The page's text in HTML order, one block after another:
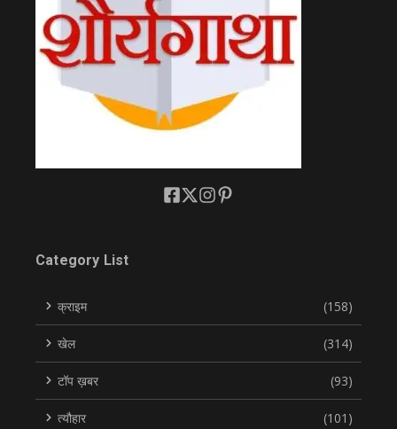
Category List
क्राइम (158)
खेल (314)
टॉप ख़बर (93)
त्यौहार (101)